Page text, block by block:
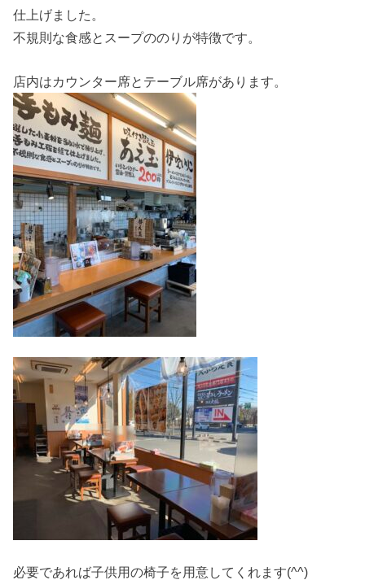
仕上げました。
不規則な食感とスープののりが特徴です。
店内はカウンター席とテーブル席があります。
必要であれば子供用の椅子を用意してくれます(^^)